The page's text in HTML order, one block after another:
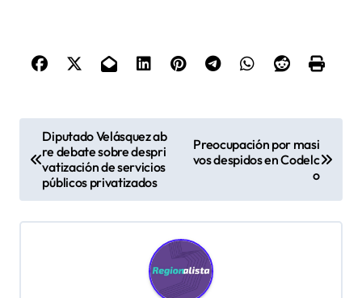
Diputado Velásquez ab
re debate sobre despri
vatización de servicios
públicos privatizados
Preocupación por masi
vos despidos en Codelc
o